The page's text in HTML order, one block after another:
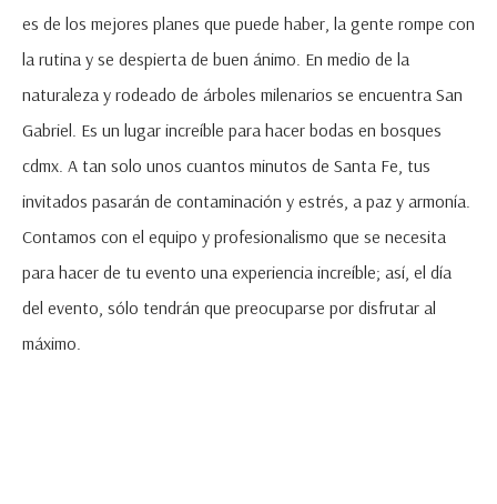
es de los mejores planes que puede haber, la gente rompe con
la rutina y se despierta de buen ánimo. En medio de la
naturaleza y rodeado de árboles milenarios se encuentra San
Gabriel. Es un lugar increíble para hacer bodas en bosques
cdmx. A tan solo unos cuantos minutos de Santa Fe, tus
invitados pasarán de contaminación y estrés, a paz y armonía.
Contamos con el equipo y profesionalismo que se necesita
para hacer de tu evento una experiencia increíble; así, el día
del evento, sólo tendrán que preocuparse por disfrutar al
máximo.